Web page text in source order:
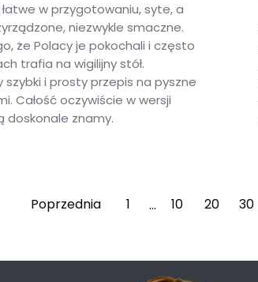
w przygotowaniu, syte, a
niezwykle smaczne.
że Polacy je pokochali i często
trafia na wigilijny stół.
szybki i prosty przepis na pyszne
Całość oczywiście w wersji
doskonale znamy.
Poprzednia 1 … 10 20 30